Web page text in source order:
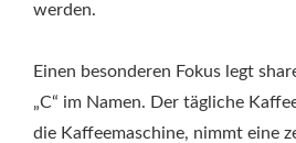
werden.
Einen besonderen Fokus legt
„C“ im Namen. Der tägliche
die Kaffeemaschine, nimmt eine